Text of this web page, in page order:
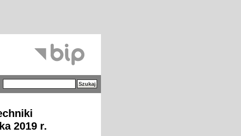
2019 r.